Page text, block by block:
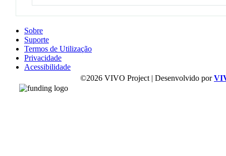
Sobre
Suporte
Termos de Utilização
Privacidade
Acessibilidade
©2026 VIVO Project | Desenvolvido por